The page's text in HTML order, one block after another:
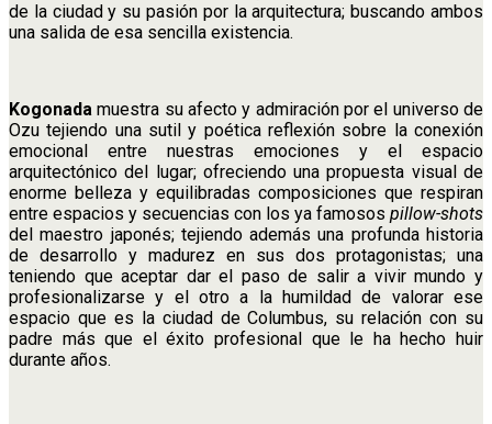
de la ciudad y su pasión por la arquitectura; buscando ambos
una salida de esa sencilla existencia.
Kogonada muestra su afecto y admiración por el universo de
Ozu tejiendo una sutil y poética reflexión sobre la conexión
emocional entre nuestras emociones y el espacio
arquitectónico del lugar; ofreciendo una propuesta visual de
enorme belleza y equilibradas composiciones que respiran
entre espacios y secuencias con los ya famosos pillow-shots
del maestro japonés; tejiendo además una profunda historia
de desarrollo y madurez en sus dos protagonistas; una
teniendo que aceptar dar el paso de salir a vivir mundo y
profesionalizarse y el otro a la humildad de valorar ese
espacio que es la ciudad de Columbus, su relación con su
padre más que el éxito profesional que le ha hecho huir
durante años.